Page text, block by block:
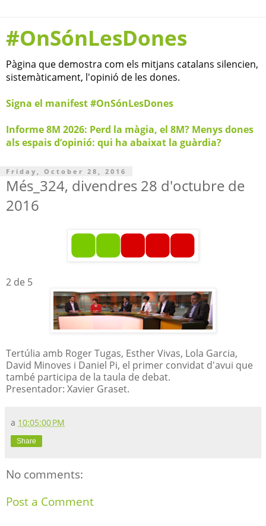
#OnSónLesDones
Pàgina que demostra com els mitjans catalans silencien,
sistemàticament, l'opinió de les dones.
Signa el manifest #OnSónLesDones
Informe 8M 2026: Perd la màgia, el 8M? Menys dones
als espais d’opinió: qui ha abaixat la guàrdia?
Friday, October 28, 2016
Més_324, divendres 28 d'octubre de
2016
2 de 5
Tertúlia amb Roger Tugas, Esther Vivas, Lola Garcia,
David Minoves i Daniel Pi, el primer convidat d'avui que
també participa de la taula de debat.
Presentador: Xavier Graset.
a 10:05:00 PM
Share
No comments:
Post a Comment